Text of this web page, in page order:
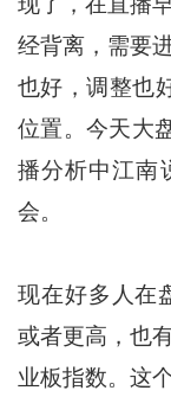
经背离，需要
也好，调整也
位置。今天大
播分析中江南
会。
现在好多人在
或者更高，也
业板指数。这